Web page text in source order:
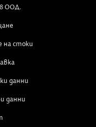
8 ООД.
на стоки
данни
данни